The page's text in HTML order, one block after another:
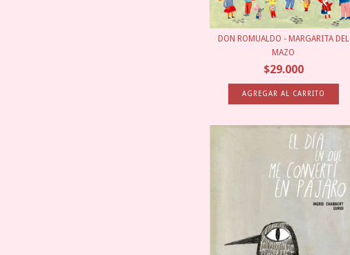
DON ROMUALDO - MARGARITA DEL
MAZO
$29.000